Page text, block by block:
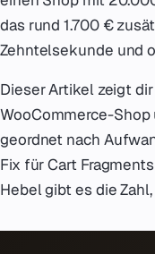
das rund 1.700 €
Zehntelsekunde und
Dieser Artikel zeigt
WooCommerce-
geordnet nach
Fix für Cart
Hebel gibt es die